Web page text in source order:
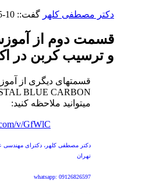
دکتر مصطفی کلهر گفت:: 10-05-2022
قسمت دوم از
و ترسیب کربن در
قسمتهای دیگری از
میتوانید ملاحظه کنید:
v/GfWlC
دکتر مصطفی کلهر، دکترای
تهران
whatsapp: 09126826597